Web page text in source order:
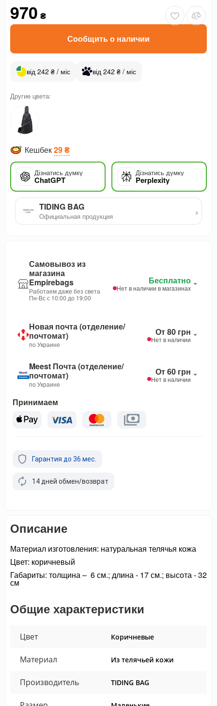
970 ₴
Сообщить о наличии
від 242 ₴ / міс від 242 ₴ / міс
Другие цвета:
Кешбек29 ₴
Дізнатись думку
ChatGPT
Дізнатись думку
Perplexity
TIDING BAG
Официальная продукция ›
Самовывоз из
магазина
Empirebags
Работаем даже без света
Пн-Вс с 10:00 до 19:00
Бесплатно
Нет в наличии в магазинах
Новая почта (отделение/
почтомат)
по Украине
От 80 грн
Нет в наличии
Meest Почта (отделение/
почтомат)
по Украине
От 60 грн
Нет в наличии
Принимаем
Гарантия до 36 мес.
14 дней обмен/возврат
Описание
Материал изготовления: натуральная телячья кожа
Цвет: коричневый
Габариты: толщина – 6 см.; длина - 17 см.; высота - 32
см
Общие характеристики
Цвет Коричневые
Материал Из телячьей кожи
Производитель TIDING BAG